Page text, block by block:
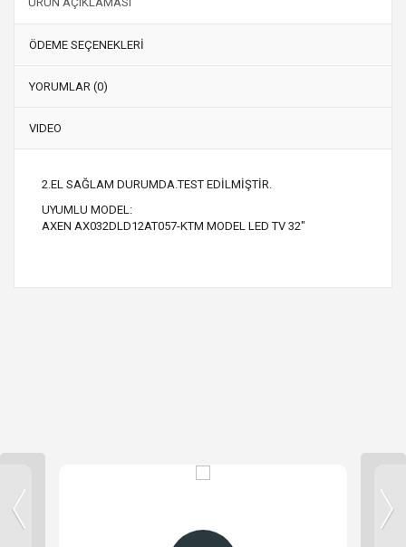
ÖDEME SEÇENEKLERİ
YORUMLAR (0)
VIDEO
2.EL SAĞLAM DURUMDA.TEST EDİLMİŞTİR.
UYUMLU MODEL:
AXEN AX032DLD12AT057-KTM MODEL LED TV 32"